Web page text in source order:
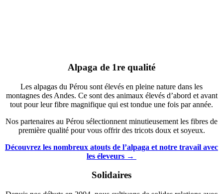
Alpaga de 1re qualité
Les alpagas du Pérou sont élevés en pleine nature dans les
montagnes des Andes. Ce sont des animaux élevés d’abord et avant
tout pour leur fibre magnifique qui est tondue une fois par année.
Nos partenaires au Pérou sélectionnent minutieusement les fibres de
première qualité pour vous offrir des tricots doux et soyeux.
Découvrez les nombreux atouts de l’alpaga et notre travail avec
les éleveurs →
Solidaires